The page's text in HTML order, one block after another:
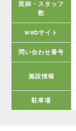
医師・スタッフ
数
webサイト
問い合わせ番号
施設情報
駐車場